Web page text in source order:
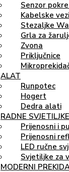
Senzor
Kabelske
Stezaljke
Grla za
Zvona
Priključnice
ALAT
Runpotec
Hogert
Dedra alati
RADNE SVJETILJKE
Prijenosni i
Prijenosni
LED ručne
Svjetiljke za
MODERNI